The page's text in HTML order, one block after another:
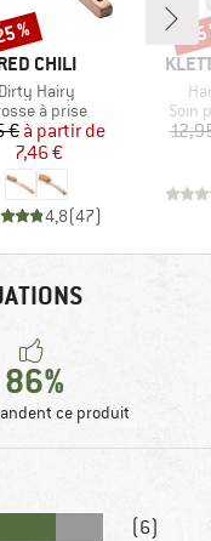
CHILI
Article
Dirty Hairy
group
à prise
Prix
€ Prix réduit
à partir de
7,46 €
4,8(47)
%
Soin
-
86%
ce produit
(6)